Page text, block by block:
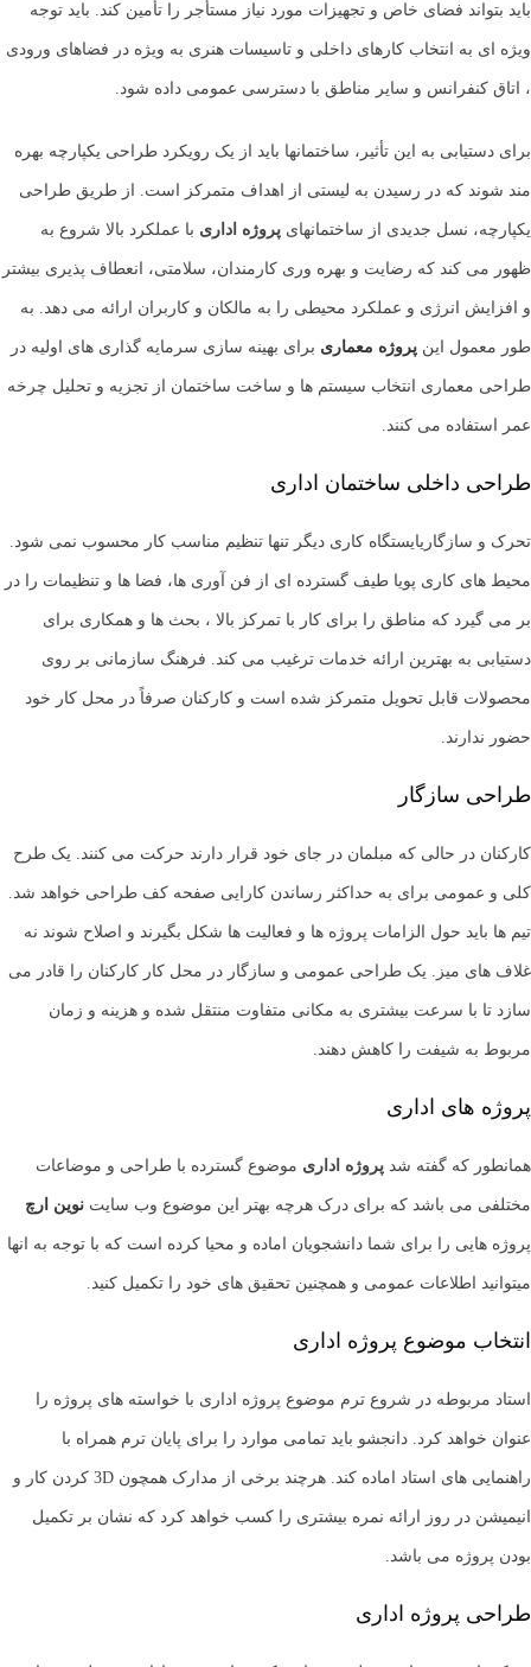
باید بتواند فضای خاص و تجهیزات مورد نیاز مستأجر را تأمین کند. باید توجه
ویژه ای به انتخاب کارهای داخلی و تاسیسات هنری به ویژه در فضاهای ورودی
، اتاق کنفرانس و سایر مناطق با دسترسی عمومی داده شود.
برای دستیابی به این تأثیر، ساختمانها باید از یک رویکرد طراحی یکپارچه بهره
مند شوند که در رسیدن به لیستی از اهداف متمرکز است. از طریق طراحی
یکپارچه، نسل جدیدی از ساختمانهای پروژه اداری با عملکرد بالا شروع به
ظهور می کند که رضایت و بهره وری کارمندان، سلامتی، انعطاف پذیری بیشتر
و افزایش انرژی و عملکرد محیطی را به مالکان و کاربران ارائه می دهد. به
طور معمول این پروژه معماری برای بهینه سازی سرمایه گذاری های اولیه در
طراحی معماری انتخاب سیستم ها و ساخت ساختمان از تجزیه و تحلیل چرخه
عمر استفاده می کنند.
طراحی داخلی ساختمان اداری
تحرک و سازگاریایستگاه کاری دیگر تنها تنظیم مناسب کار محسوب نمی شود.
محیط های کاری پویا طیف گسترده ای از فن آوری ها، فضا ها و تنظیمات را در
بر می گیرد که مناطق را برای کار با تمرکز بالا ، بحث ها و همکاری برای
دستیابی به بهترین ارائه خدمات ترغیب می کند. فرهنگ سازمانی بر روی
محصولات قابل تحویل متمرکز شده است و کارکنان صرفاً در محل کار خود
حضور ندارند.
طراحی سازگار
کارکنان در حالی که مبلمان در جای خود قرار دارند حرکت می کنند. یک طرح
کلی و عمومی برای به حداکثر رساندن کارایی صفحه کف طراحی خواهد شد.
تیم ها باید حول الزامات پروژه ها و فعالیت ها شکل بگیرند و اصلاح شوند نه
غلاف های میز. یک طراحی عمومی و سازگار در محل کار کارکنان را قادر می
سازد تا با سرعت بیشتری به مکانی متفاوت منتقل شده و هزینه و زمان
مربوط به شیفت را کاهش دهند.
پروژه های اداری
همانطور که گفته شد پروژه اداری موضوع گسترده با طراحی و موضاعات
مختلفی می باشد که برای درک هرچه بهتر این موضوع وب سایت نوین ارچ
پروژه هایی را برای شما دانشجویان اماده و محیا کرده است که با توجه به انها
میتوانید اطلاعات عمومی و همچنین تحقیق های خود را تکمیل کنید.
انتخاب موضوع پروژه اداری
استاد مربوطه در شروع ترم موضوع پروژه اداری با خواسته های پروژه را
عنوان خواهد کرد. دانجشو باید تمامی موارد را برای پایان ترم همراه با
راهنمایی های استاد اماده کند. هرچند برخی از مدارک همچون 3D کردن کار و
انیمیشن در روز ارائه نمره بیشتری را کسب خواهد کرد که نشان بر تکمیل
بودن پروژه می باشد.
طراحی پروژه اداری